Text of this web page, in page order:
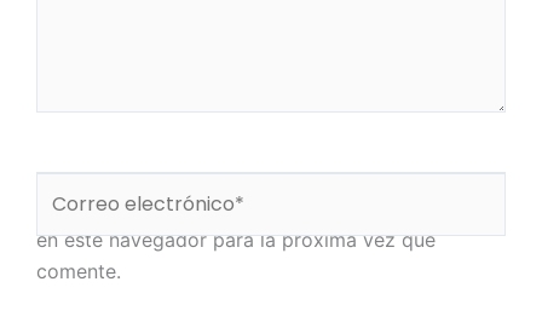
Guarda mi nombre, correo electrónico y web
en este navegador para la próxima vez que
comente.